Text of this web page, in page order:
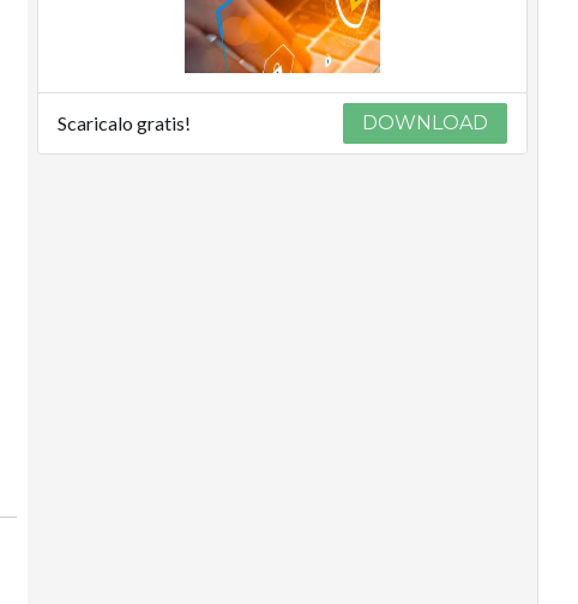
Scaricalo gratis! DOWNLOAD